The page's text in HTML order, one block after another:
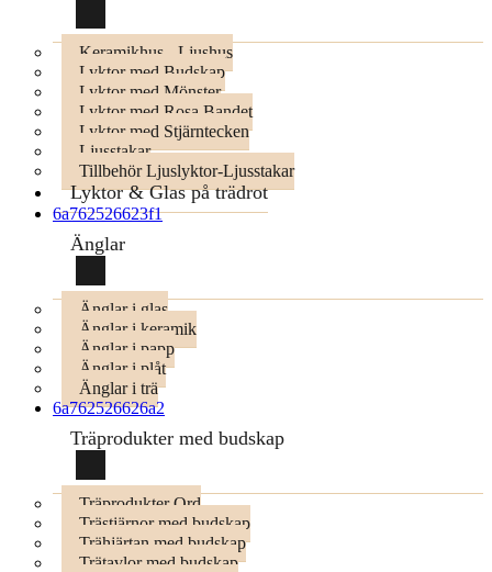
Keramikhus - Ljushus
Lyktor med Budskap
Lyktor med Mönster
Lyktor med Rosa Bandet
Lyktor med Stjärntecken
Ljusstakar
Tillbehör Ljuslyktor-Ljusstakar
Lyktor & Glas på trädrot
6a762526623f1
Änglar
Änglar i glas
Änglar i keramik
Änglar i papp
Änglar i plåt
Änglar i trä
6a762526626a2
Träprodukter med budskap
Träprodukter Ord
Trästjärnor med budskap
Trähjärtan med budskap
Trätavlor med budskap